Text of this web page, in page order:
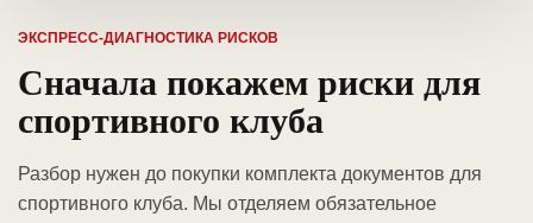
ЭКСПРЕСС-ДИАГНОСТИКА РИСКОВ
Сначала покажем риски для
спортивного клуба
Разбор нужен до покупки комплекта документов для
спортивного клуба. Мы отделяем обязательное